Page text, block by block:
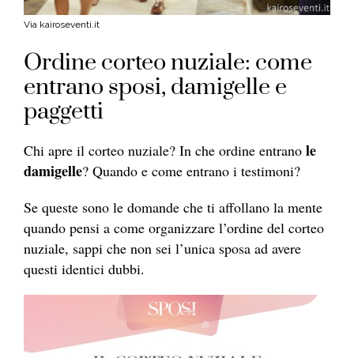
Via kairoseventi.it
Ordine corteo nuziale: come
entrano sposi, damigelle e
paggetti
Chi apre il corteo nuziale? In che ordine entrano le
damigelle? Quando e come entrano i testimoni?
Se queste sono le domande che ti affollano la mente
quando pensi a come organizzare l’ordine del corteo
nuziale, sappi che non sei l’unica sposa ad avere
questi identici dubbi.